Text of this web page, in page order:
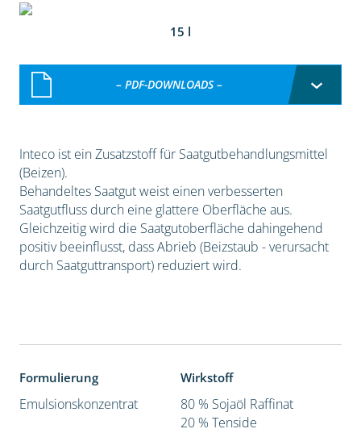
15 l
– PDF-DOWNLOADS –
Inteco ist ein Zusatzstoff für Saatgutbehandlungsmittel
(Beizen).
Behandeltes Saatgut weist einen verbesserten
Saatgutfluss durch eine glattere Oberfläche aus.
Gleichzeitig wird die Saatgutoberfläche dahingehend
positiv beeinflusst, dass Abrieb (Beizstaub - verursacht
durch Saatguttransport) reduziert wird.
Formulierung
Emulsionskonzentrat
Wirkstoff
80 % Sojaöl Raffinat
20 % Tenside